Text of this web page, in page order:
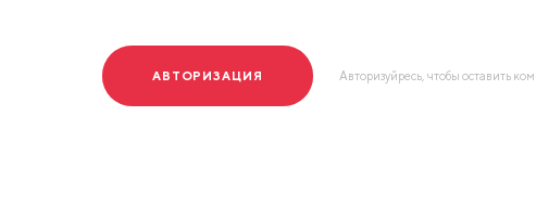
АВТОРИЗАЦИЯ Авторизуйресь, чтобы оставить